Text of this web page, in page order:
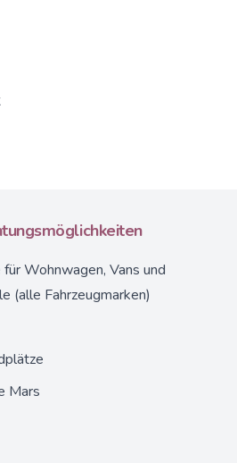
für Wohnwagen, Vans und
(alle Fahrzeugmarken)
Mars